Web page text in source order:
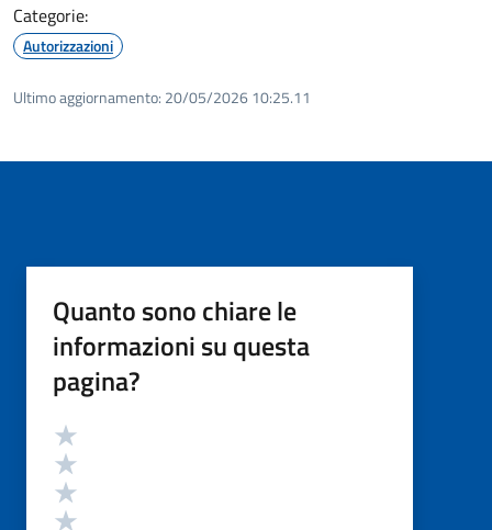
Categorie:
Autorizzazioni
Ultimo aggiornamento: 20/05/2026 10:25.11
Quanto sono chiare le
informazioni su questa
pagina?
Valutazione